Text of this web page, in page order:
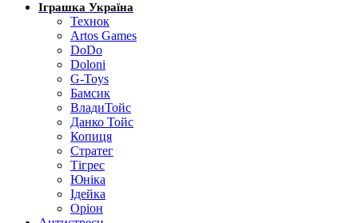
Іграшка Україна
Технок
Artos Games
DoDo
Doloni
G-Toys
Бамсик
ВладиТойс
Данко Тойс
Копиця
Стратег
Тігрес
Юніка
Ідейка
Оріон